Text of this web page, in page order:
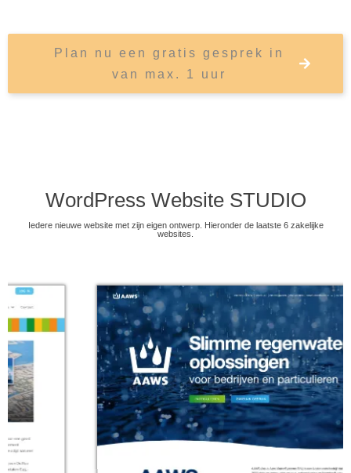
Plan nu een gratis gesprek in
van max. 1 uur
WordPress Website STUDIO
Iedere nieuwe website met zijn eigen ontwerp. Hieronder de laatste 6 zakelijke
websites.